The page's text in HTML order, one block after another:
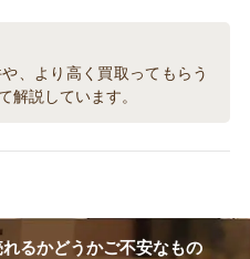
、より高く買取ってもらう
解説しています。
るかどうかご不安なもの